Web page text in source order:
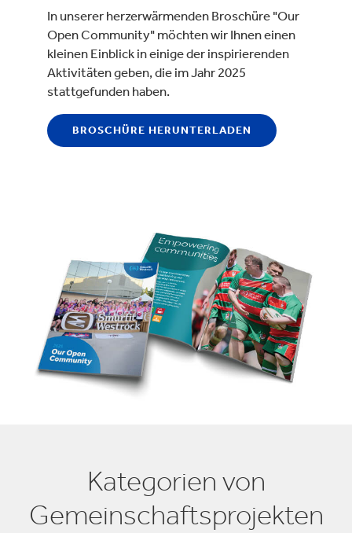
In unserer herzerwärmenden Broschüre "Our
Open Community" möchten wir Ihnen einen
kleinen Einblick in einige der inspirierenden
Aktivitäten geben, die im Jahr 2025
stattgefunden haben.
BROSCHÜRE HERUNTERLADEN
Kategorien von
Gemeinschaftsprojekten